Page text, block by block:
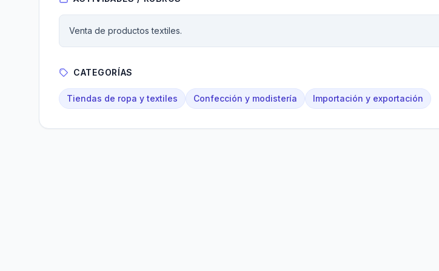
Venta de productos textiles.
CATEGORÍAS
Tiendas de ropa y textiles Confección y modistería Importación y exportación